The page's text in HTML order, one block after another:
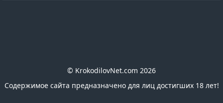
© KrokodilovNet.com 2026
Содержимое сайта предназначено для лиц достигших 18 лет!